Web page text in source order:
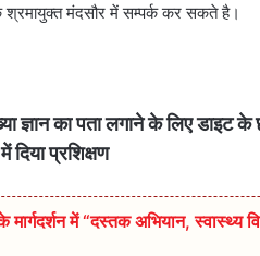
श्रमायुक्‍त मंदसौर में सम्‍पर्क कर सकते है।
ज्ञान का पता लगाने के लिए डाइट
दिया प्रशिक्षण
में “दस्तक अभियान,‌ स्वास्थ्य